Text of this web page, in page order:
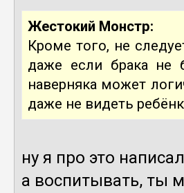
Жестокий Монстр:
Кроме того, не
даже если брака не
наверняка может
даже не видеть
ну я про это
а воспитывать, ты